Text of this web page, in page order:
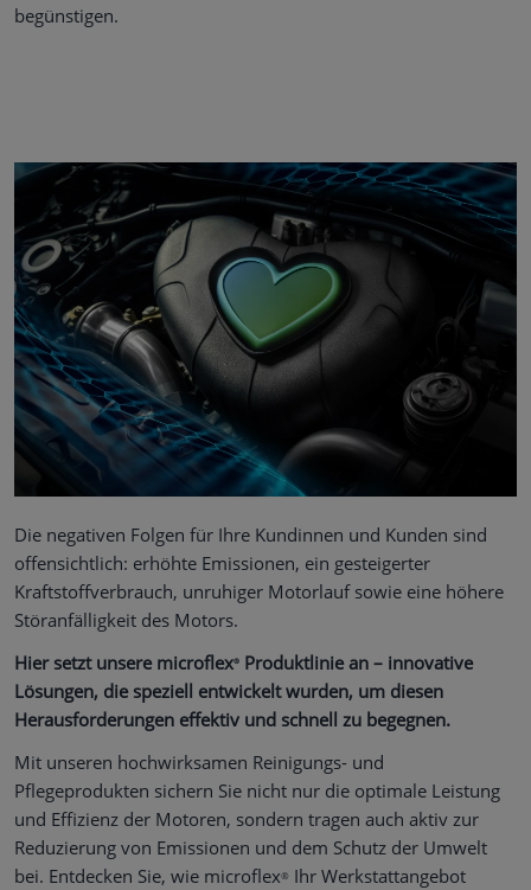
begünstigen.
Die negativen Folgen für Ihre Kundinnen und Kunden sind
offensichtlich: erhöhte Emissionen, ein gesteigerter
Kraftstoffverbrauch, unruhiger Motorlauf sowie eine höhere
Störanfälligkeit des Motors.
Hier setzt unsere microflex®
Produktlinie an – innovative
Lösungen, die speziell entwickelt wurden, um diesen
Herausforderungen effektiv und schnell zu begegnen.
Mit unseren hochwirksamen Reinigungs- und
Pflegeprodukten sichern Sie nicht nur die optimale Leistung
und Effizienz der Motoren, sondern tragen auch aktiv zur
Reduzierung von Emissionen und dem Schutz der Umwelt
bei. Entdecken Sie, wie microflex® Ihr Werkstattangebot